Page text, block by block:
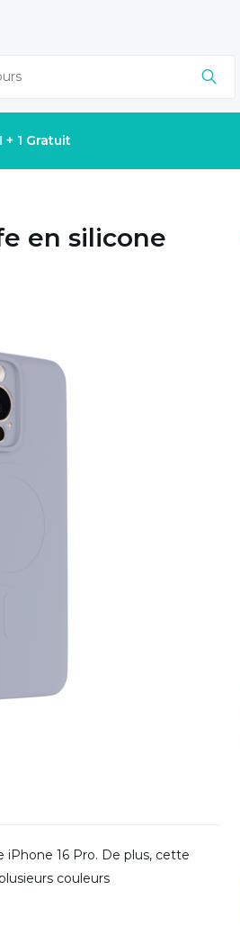
+ 1 Gratuit
en silicone
16 Pro. De plus, cette
couleurs